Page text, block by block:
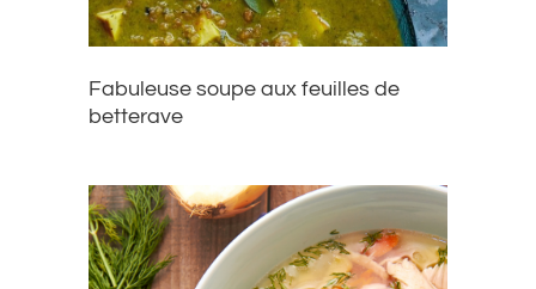
Fabuleuse soupe aux feuilles de
betterave